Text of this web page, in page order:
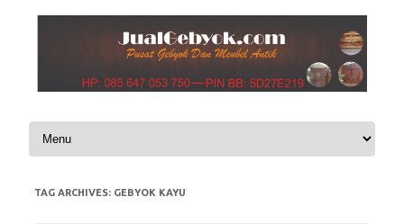
Skip to content
TAG ARCHIVES: GEBYOK KAYU